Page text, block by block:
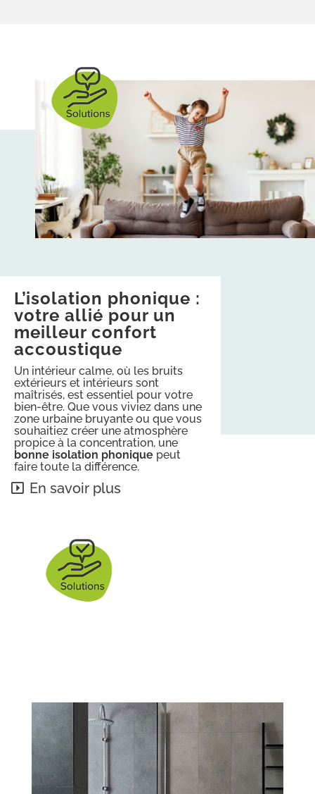
L’isolation phonique :
votre allié pour un
meilleur confort
accoustique
Un intérieur calme, où les bruits
extérieurs et intérieurs sont
maîtrisés, est essentiel pour votre
bien-être. Que vous viviez dans une
zone urbaine bruyante ou que vous
souhaitiez créer une atmosphère
propice à la concentration, une
bonne isolation phonique peut
faire toute la différence.
En savoir plus